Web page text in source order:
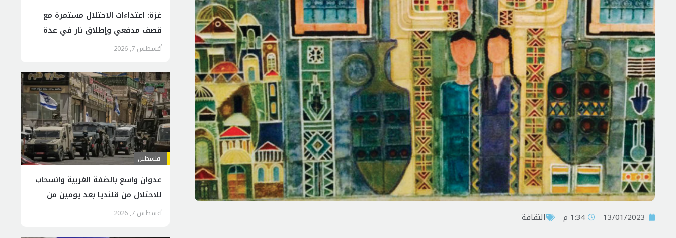
13/01/2023 1:34 م الثقافة
غزة: اعتداءات الاحتلال مستمرة مع
قصف مدفعي وإطلاق نار في عدة
مناطق من القطاع
أغسطس 7, 2026
فلسطين
عدوان واسع بالضفة الغربية وانسحاب
للاحتلال من قلنديا بعد يومين من
هدم المنازل
أغسطس 7, 2026